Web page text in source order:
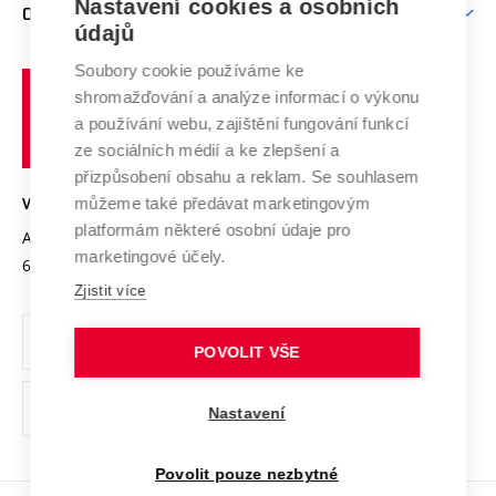
E-přihláška
Doktorské studium
Podpora podnikání
Mezinárodní vědecká rada
Systém zajišťování kvality výzkumu
Výzkumné infrastruktury
Transfer znalostí
Open Science
Projekty
Projekty ze strukturálních fondů
Specifický výzkum
Zahraniční spolupráce
Spolupráce se školami
Služby univerzity
Mezinárodní dohody
Univerzitní sítě
O UNIVERZITĚ
Profil univerzity
Udržitelná univerzita
Podnikavá univerzita / ContriBUTe
Bezpečná univerzita
Vyznamenání
Organizační struktura
Ochrana osobních údajů
odkaz)
učení
technické
VYSOKÉ UČENÍ TECHNICKÉ V BRNĚ
Antonínská 548/1
602 00 Brno
www.vut.cz
vut@vutbr.cz
Nastavení cookies a osobních
údajů
Soubory cookie používáme ke
shromažďování a analýze informací o výkonu
a používání webu, zajištění fungování funkcí
ze sociálních médií a ke zlepšení a
přizpůsobení obsahu a reklam. Se souhlasem
můžeme také předávat marketingovým
platformám některé osobní údaje pro
marketingové účely.
Zjistit více
POVOLIT VŠE
Nastavení
Povolit pouze nezbytné